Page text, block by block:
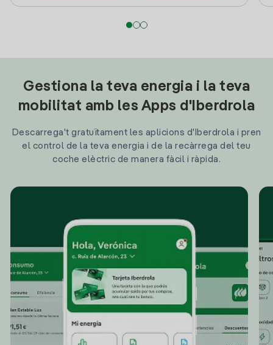
Gestiona la teva energia i la teva
mobilitat amb les Apps d'Iberdrola
Descarrega't gratuïtament les aplicions d'Iberdrola i pren
el control de la teva energia i de la recàrrega del teu
coche elèctric de manera fàcil i ràpida.